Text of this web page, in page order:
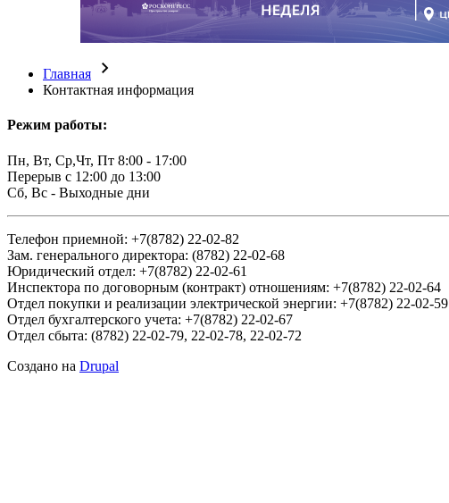
Строка
Главная
Контактная информация
Режим работы:
Пн, Вт, Ср,Чт, Пт 8:00 - 17:00
Перерыв с 12:00 до 13:00
Сб, Вс - Выходные дни
Телефон приемной: +7(8782) 22-02-82
Зам. генерального директора: (8782) 22-02-68
Юридический отдел: +7(8782) 22-02-61
Инспектора по договорным (контракт) отношениям: +7(8782) 22-02-64
Отдел покупки и реализации электрической энергии: +7(8782) 22-02-59
Отдел бухгалтерского учета: +7(8782) 22-02-67
Отдел сбыта: (8782) 22-02-79, 22-02-78, 22-02-72
Создано на Drupal